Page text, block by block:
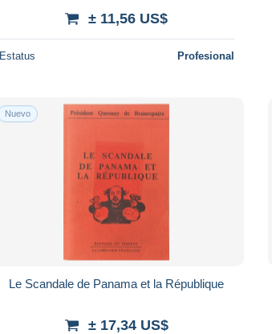
± 11,56 US$
Estatus Profesional
Nuevo
Le Scandale de Panama et la République
± 17,34 US$